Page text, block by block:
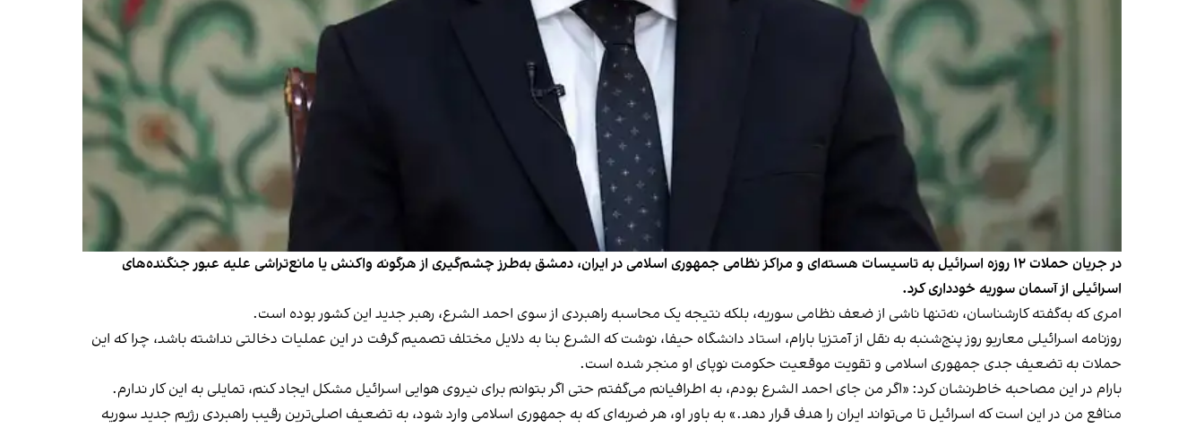
در جریان حملات ۱۲ روزه اسرائیل به تاسیسات هسته‌ای و مراکز نظامی جمهوری اسلامی در ایران، دمشق به‌طرز چشم‌گیری از هرگونه واکنش یا مانع‌تراشی علیه عبور جنگنده‌های
اسرائیلی از آسمان سوریه خودداری کرد.
امری که به‌گفته کارشناسان، نه‌تنها ناشی از ضعف نظامی سوریه، بلکه نتیجه‌ یک محاسبه راهبردی از سوی احمد الشرع، رهبر جدید این کشور بوده است.
روزنامه اسرائیلی معاریو روز پنج‌شنبه به نقل از آمتزیا بارام، استاد دانشگاه حیفا، نوشت که الشرع بنا به دلایل مختلف تصمیم گرفت در این عملیات دخالتی نداشته باشد، چرا که این
حملات به تضعیف جدی جمهوری اسلامی و تقویت موقعیت حکومت نوپای او منجر شده است.
بارام در این مصاحبه خاطرنشان کرد: «اگر من جای احمد الشرع بودم، به اطرافیانم می‌گفتم حتی اگر بتوانم برای نیروی هوایی اسرائیل مشکل ایجاد کنم، تمایلی به این کار ندارم.
منافع من در این است که اسرائیل تا می‌تواند ایران را هدف قرار دهد.» به باور او، هر ضربه‌ای که به جمهوری اسلامی وارد شود، به تضعیف اصلی‌ترین رقیب راهبردی رژیم جدید سوریه